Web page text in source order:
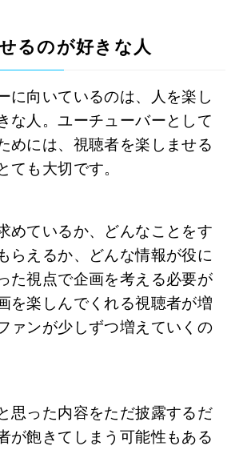
るのが好きな人
に向いているのは、人を楽し
な人。ユーチューバーとして
めには、視聴者を楽しませる
ても大切です。
めているか、どんなことをす
らえるか、どんな情報が役に
た視点で企画を考える必要が
を楽しんでくれる視聴者が増
ァンが少しずつ増えていくの
思った内容をただ披露するだ
が飽きてしまう可能性もある